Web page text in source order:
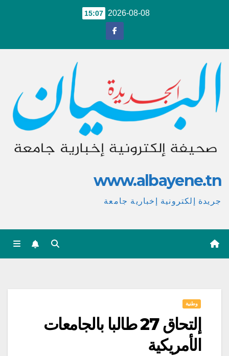
2026-08-08
15:07
www.albayene.tn
جريدة إلكترونية إخبارية جامعة
وطنية
إلتحاق 27 طالبا بالجامعات
الأمريكية